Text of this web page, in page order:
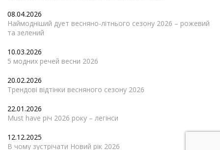
08.04.2026
Наймодніший дует весняно-літнього сезону 2026 – рожевий
та зелений
10.03.2026
5 модних речей весни 2026
20.02.2026
Трендові відтінки весняного сезону 2026
22.01.2026
Must have річ 2026 року – легінси
12.12.2025
В чому зустрічати Новий рік 2026